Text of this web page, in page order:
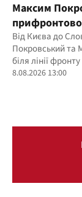
Максим
цю війну"
Від Києва до
Покровський та
біля лінії фронту
8.08.2026 13:00